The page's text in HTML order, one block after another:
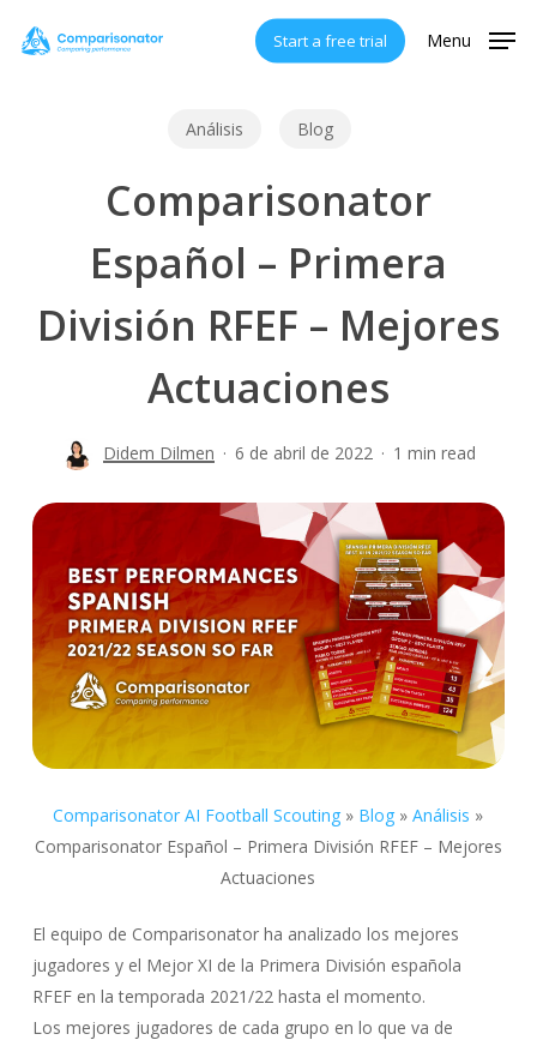
Start a free trial Menu
Análisis Blog
Comparisonator
Español – Primera
División RFEF – Mejores
Actuaciones
Didem Dilmen 6 de abril de 2022 1 min read
Comparisonator AI Football Scouting » Blog »Análisis »
Comparisonator Español – Primera División RFEF – Mejores
Actuaciones
El equipo de Comparisonator ha analizado los mejores
jugadores y el Mejor XI de la Primera División española
RFEF en la temporada 2021/22 hasta el momento.
Los mejores jugadores de cada grupo en lo que va de